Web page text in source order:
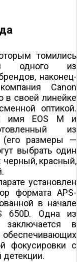
томились
одного из
наконец­
Canon
в своей линейке
оптикой.
имя EOS M и
из
(его размеры —
выбрать один
черный, красный,
установлен
формата APS-
в начале
650D. Одна из
заключается в
обеспечивающих
фокусировки с